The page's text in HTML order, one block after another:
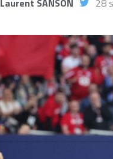
Laurent SANSON 28